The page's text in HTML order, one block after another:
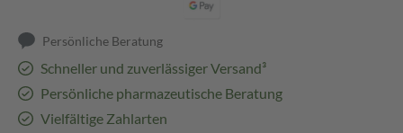
Persönliche Beratung
Schneller und zuverlässiger Versand³
Persönliche pharmazeutische Beratung
Vielfältige Zahlarten